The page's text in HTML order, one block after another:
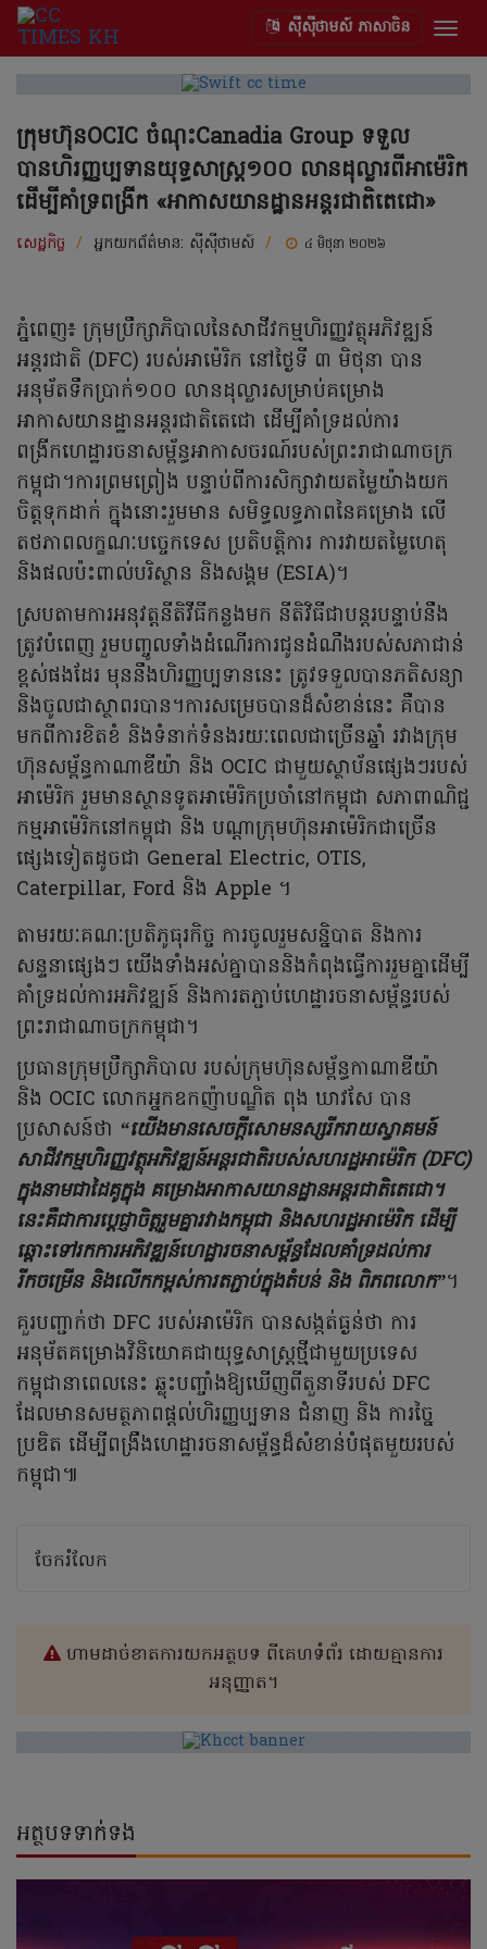
ស៊ីស៊ីថាមស៍ ភាសាចិន
ក្រុមហ៊ុនOCIC ចំណុះCanadia Group ទទួល
បានហិរញ្ញប្បទានយុទ្ធសាស្ត្រ១០០ លានដុល្លារពីអាម៉េរិក
ដើម្បីគាំទ្រពង្រីក «អាកាសយានដ្ឋានអន្តរជាតិតេជោ»
សេដ្ឋកិច្ច / អ្នកយកព័ត៌មាន: ស៊ីស៊ីថាមស៍ / ៤ មិថុនា ២០២៦
ភ្នំពេញ៖ ក្រុមប្រឹក្សាភិបាលនៃសាជីវកម្មហិរញ្ញវត្ថុអភិវឌ្ឍន៍
អន្តរជាតិ (DFC) របស់អាម៉េរិក នៅថ្ងៃទី ៣ មិថុនា បាន
អនុម័តទឹកប្រាក់១០០ លានដុល្លារសម្រាប់គម្រោង
អាកាសយានដ្ឋានអន្តរជាតិតេជោ ដើម្បីគាំទ្រដល់ការ
ពង្រីកហេដ្ឋារចនាសម្ព័ន្ធអាកាសចរណ៍របស់ព្រះរាជាណាចក្រ
កម្ពុជា។ការព្រមព្រៀង បន្ទាប់ពីការសិក្សាវាយតម្លៃយ៉ាងយក
ចិត្តទុកដាក់ ក្នុងនោះរួមមាន សមិទ្ធលទ្ធភាពនៃគម្រោង លើ
តថភាពលក្ខណៈបច្ចេកទេស ប្រតិបត្តិការ ការវាយតម្លៃហេតុ
និងផលប៉ះពាល់បរិស្ថាន និងសង្គម (ESIA)។
ស្របតាមការអនុវត្តនីតិវីធីកន្លងមក នីតិវិធីជាបន្តរបន្ទាប់នឹង
ត្រូវបំពេញ រួមបញ្ចូលទាំងដំណើរការជូនដំណឹងរបស់សភាជាន់
ខ្ពស់ផងដែរ មុននឹងហិរញ្ញប្បទាននេះ ត្រូវទទួលបានភតិសន្យា
និងចូលជាស្ថាពរបាន។ការសម្រេចបានដ៏សំខាន់នេះ គឺបាន
មកពីការខិតខំ និងទំនាក់ទំនងរយៈពេលជាច្រើនឆ្នាំ រវាងក្រុម
ហ៊ុនសម្ព័ន្ធកាណាឌីយ៉ា និង OCIC ជាមួយស្ថាប័នផ្សេងៗរបស់
អាម៉េរិក រួមមានស្ថានទូតអាម៉េរិកប្រចាំនៅកម្ពុជា សភាពាណិជ្ជ
កម្មអាម៉េរិកនៅកម្ពុជា និង បណ្តាក្រុមហ៊ុនអាម៉េរិកជាច្រើន
ផ្សេងទៀតដូចជា General Electric, OTIS,
Caterpillar, Ford និង Apple ។
តាមរយៈគណៈប្រតិភូធុរកិច្ច ការចូលរួមសន្និបាត និងការ
សន្ទនាផ្សេងៗ យើងទាំងអស់គ្នាបាននិងកំពុងធ្វើការរួមគ្នាដើម្បី
គាំទ្រដល់ការអភិវឌ្ឍន៍ និងការតភ្ជាប់ហេដ្ឋារចនាសម្ព័ន្ធរបស់
ព្រះរាជាណាចក្រកម្ពុជា។
ប្រធានក្រុមប្រឹក្សាភិបាល របស់ក្រុមហ៊ុនសម្ព័ន្ធកាណាឌីយ៉ា
និង OCIC លោកអ្នកឧកញ៉ាបណ្ឌិត ពុង ឃាវសែ បាន
ប្រសាសន៍ថា “យើងមានសេចក្តីសោមនស្សរីករាយស្វាគមន៍
សាជីវកម្មហិរញ្ញវត្ថុអភិវឌ្ឍន៍អន្តរជាតិរបស់សហរដ្ឋអាម៉េរិក (DFC)
ក្នុងនាមជាដៃគូក្នុង គម្រោងអាកាសយានដ្ឋានអន្តរជាតិតេជោ។
នេះគឺជាការប្តេជ្ញាចិត្តរួមគ្នារវាងកម្ពុជា និងសហរដ្ឋអាម៉េរិក ដើម្បី
ឆ្ពោះទៅរកការអភិវឌ្ឍន៍ហេដ្ឋារចនាសម្ព័ន្ធដែលគាំទ្រដល់ការ
រីកចម្រើន និងលើកកម្ពស់ការតភ្ជាប់ក្នុងតំបន់ និង ពិភពលោក”។
គួរបញ្ជាក់ថា DFC របស់អាម៉េរិក បានសង្កត់ធ្ងន់ថា ការ
អនុម័តគម្រោងវិនិយោគជាយុទ្ធសាស្ត្រថ្មីជាមួយប្រទេស
កម្ពុជានាពេលនេះ ឆ្លុះបញ្ចាំងឱ្យឃើញពីតួនាទីរបស់ DFC
ដែលមានសមត្ថភាពផ្តល់ហិរញ្ញប្បទាន ជំនាញ និង ការច្នៃ
ប្រឌិត ដើម្បីពង្រឹងហេដ្ឋារចនាសម្ព័ន្ធដ៏សំខាន់បំផុតមួយរបស់
កម្ពុជា៕
ចែករំលែក
ហាមដាច់ខាតការយកអត្ថបទ ពីគេហទំព័រ ដោយគ្មានការ
អនុញ្ញាត។
អត្ថបទទាក់ទង